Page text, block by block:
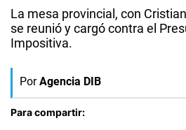
La mesa provincial, con
se reunió y cargó contra el
Impositiva.
Por Agencia DIB
Para compartir: